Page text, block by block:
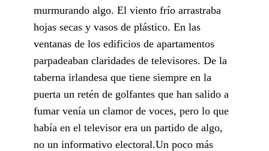
murmurando algo. El viento frío arrastraba
hojas secas y vasos de plástico. En las
ventanas de los edificios de apartamentos
parpadeaban claridades de televisores. De la
taberna irlandesa que tiene siempre en la
puerta un retén de golfantes que han salido a
fumar venía un clamor de voces, pero lo que
había en el televisor era un partido de algo,
no un informativo electoral.Un poco más